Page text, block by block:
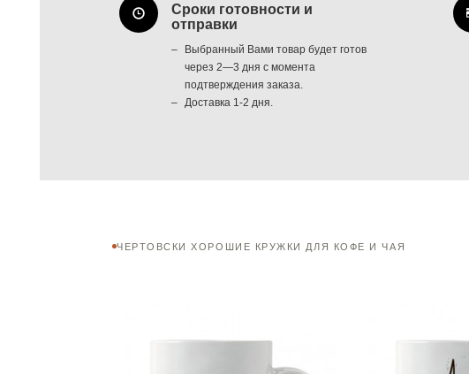
Сроки готовности и
отправки
Выбранный Вами товар будет готов
через 2—3 дня с момента
подтверждения заказа.
Доставка 1-2 дня.
ЧЕРТОВСКИ ХОРОШИЕ КРУЖКИ ДЛЯ КОФЕ И ЧАЯ